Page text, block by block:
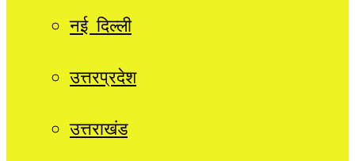
नई दिल्ली
उत्तरप्रदेश
उत्तराखंड